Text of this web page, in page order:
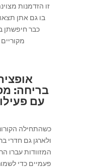
זו הזדמנות
בו גם אתן
כבר חיפשתן
בריחה:
עם
כשהתחילה
ולארגן גם חדרי
המזוודות עברו
פעמיים כדי